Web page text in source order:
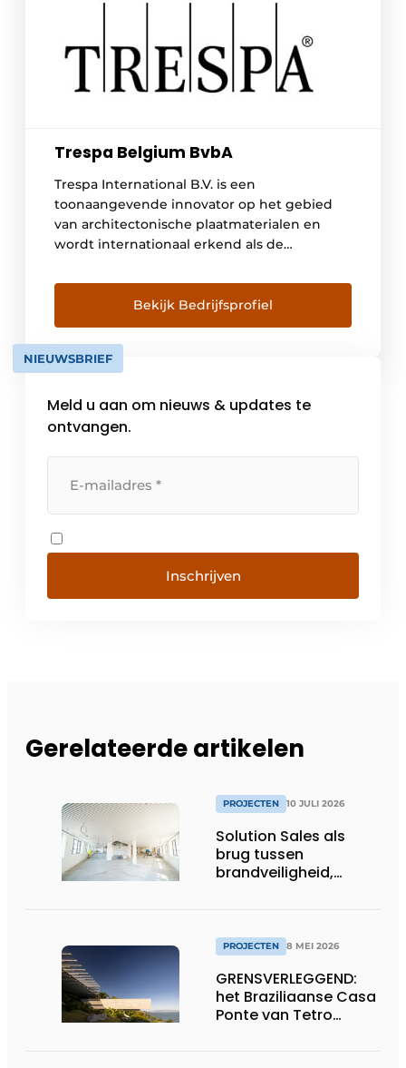
Trespa Belgium BvbA
Trespa International B.V. is een
toonaangevende innovator op het gebied
van architectonische plaatmaterialen en
wordt internationaal erkend als de
hoogwaardige platen voor gevelbekleding,
decoratieve gevels en Scientific Surface
Solutions. Sinds de oprichting in 1960 werkt
Trespa nauw samen met architecten,
ontwerpers, installateurs, distributeurs en
focus van […]
Bekijk Bedrijfsprofiel
NIEUWSBRIEF
Meld u aan om nieuws & updates te
ontvangen.
Inschrijven
Gerelateerde artikelen
PROJECTEN 10 JULI 2026
Solution Sales als
brug tussen
brandveiligheid,
PROJECTEN 8 MEI 2026
GRENSVERLEGGEND:
het Braziliaanse Casa
Ponte van Tetro